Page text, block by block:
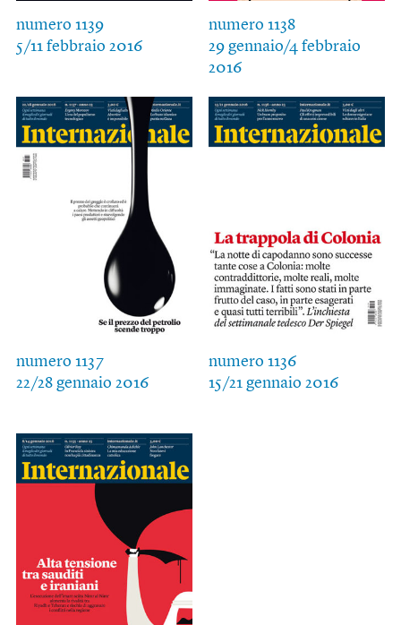
numero 1139
5/11 febbraio 2016
numero 1138
29 gennaio/4 febbraio
2016
numero 1137
22/28 gennaio 2016
numero 1136
15/21 gennaio 2016